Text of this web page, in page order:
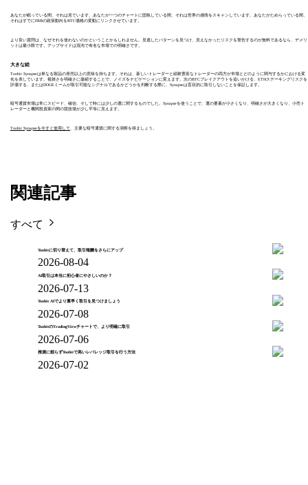
あなたが眠っている間、それは見ています。あなたが一つのチャートに固執している間、それは世界の感情をスキャンしています。あなたがためらっている間、
それはすでにFRBの政策動向をBTC価格の変動にリンクさせています。
より良い質問は、なぜそれを使わないのかということかもしれません。見逃したパターンを見つけ、見えなかったリスクを警告するのが無料であるなら、デメリ
ットは最小限です。アップサイドは混沌で有名な市場での明確さです。
大きな絵
Toobit Synapseは単なる製品の発売以上の意味を持ちます。それは、新しいトレーダーと経験豊富なトレーダーの両方が市場とどのように関与するかにおける変
化を表しています。複雑さを明確さに凝縮することで、ノイズをナビゲーションに変えます。次のBTCブレイクアウトを追いかける、ETHステーキングリスクを
評価する、またはDOGEミームが取引可能なシグナルであるかどうかを判断する際に、Synapseは盲目的に取引しないことを保証します。
暗号通貨市場は常にスピード、確信、そして時には少しの運に関するものでした。Synapseを使うことで、運の要素が小さくなり、明確さが大きくなり、小売ト
レーダーと機関投資家の間の競技場が少し平等に見えます。
Toobit Synapseを今すぐ使用して 、主要な暗号通貨に関する洞察を得ましょう。
関連記事
すべて
Toobitに切り替えて、取引報酬をさらにアップ
2026-08-04
AI取引は本当に初心者にやさしいのか？
2026-07-13
Toobit AIでより素早く取引を見つけましょう
2026-07-08
ToobitのTradingViewチャートで、より明確に取引
2026-07-06
推測に頼らずToobitで高いレバレッジ取引を行う方法
2026-07-02